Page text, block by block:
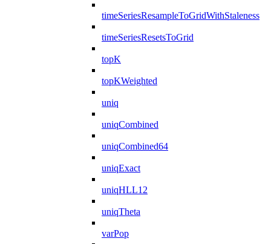
timeSeriesResampleToGridWithStaleness
timeSeriesResetsToGrid
topK
topKWeighted
uniq
uniqCombined
uniqCombined64
uniqExact
uniqHLL12
uniqTheta
varPop